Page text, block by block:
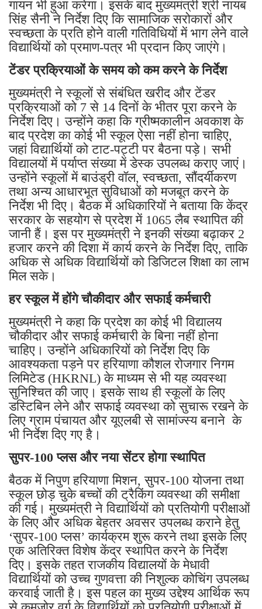
गायन भी हुआ करेगा। इसके बाद मुख्यमंत्री श्री नायब
सिंह सैनी ने निर्देश दिए कि सामाजिक सरोकारों और
स्वच्छता के प्रति होने वाली गतिविधियों में भाग लेने वाले
विद्यार्थियों को प्रमाण-पत्र भी प्रदान किए जाएंगे।
टेंडर प्रक्रियाओं के समय को कम करने के निर्देश
मुख्यमंत्री ने स्कूलों से संबंधित खरीद और टेंडर
प्रक्रियाओं को 7 से 14 दिनों के भीतर पूरा करने के
निर्देश दिए। उन्होंने कहा कि ग्रीष्मकालीन अवकाश के
बाद प्रदेश का कोई भी स्कूल ऐसा नहीं होना चाहिए,
जहां विद्यार्थियों को टाट-पट्टी पर बैठना पड़े। सभी
विद्यालयों में पर्याप्त संख्या में डेस्क उपलब्ध कराए जाएं।
उन्होंने स्कूलों में बाउंड्री वॉल, स्वच्छता, सौंदर्यीकरण
तथा अन्य आधारभूत सुविधाओं को मजबूत करने के
निर्देश भी दिए। बैठक में अधिकारियों ने बताया कि केंद्र
सरकार के सहयोग से प्रदेश में 1065 लैब स्थापित की
जानी हैं। इस पर मुख्यमंत्री ने इनकी संख्या बढ़ाकर 2
हजार करने की दिशा में कार्य करने के निर्देश दिए, ताकि
अधिक से अधिक विद्यार्थियों को डिजिटल शिक्षा का लाभ
मिल सके।
हर स्कूल में होंगे चौकीदार और सफाई कर्मचारी
मुख्यमंत्री ने कहा कि प्रदेश का कोई भी विद्यालय
चौकीदार और सफाई कर्मचारी के बिना नहीं होना
चाहिए। उन्होंने अधिकारियों को निर्देश दिए कि
आवश्यकता पड़ने पर हरियाणा कौशल रोजगार निगम
लिमिटेड (HKRNL) के माध्यम से भी यह व्यवस्था
सुनिश्चित की जाए। इसके साथ ही स्कूलों के लिए
डस्टिबिन लेने और सफाई व्यवस्था को सुचारू रखने के
लिए ग्राम पंचायत और यूएलबी से सामांज्स्य बनाने के
भी निर्देश दिए गए है।
सुपर-100 प्लस और नया सेंटर होगा स्थापित
बैठक में निपुण हरियाणा मिशन, सुपर-100 योजना तथा
स्कूल छोड़ चुके बच्चों की ट्रैकिंग व्यवस्था की समीक्षा
की गई। मुख्यमंत्री ने विद्यार्थियों को प्रतियोगी परीक्षाओं
के लिए और अधिक बेहतर अवसर उपलब्ध कराने हेतु
‘सुपर-100 प्लस’ कार्यक्रम शुरू करने तथा इसके लिए
एक अतिरिक्त विशेष केंद्र स्थापित करने के निर्देश
दिए। इसके तहत राजकीय विद्यालयों के मेधावी
विद्यार्थियों को उच्च गुणवत्ता की निशुल्क कोचिंग उपलब्ध
करवाई जाती है। इस पहल का मुख्य उद्देश्य आर्थिक रूप